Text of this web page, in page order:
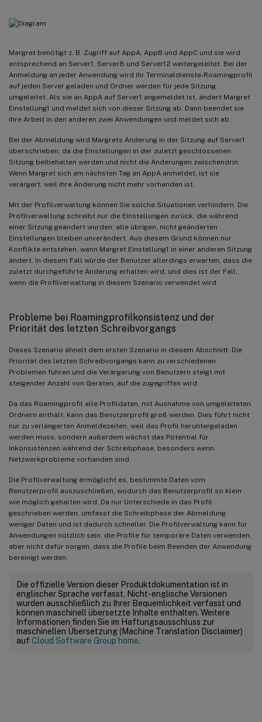
Margret benötigt z. B. Zugriff auf AppA, AppB und AppC und sie wird
entsprechend an Server1, Server8 und Server12 weitergeleitet. Bei der
Anmeldung an jeder Anwendung wird ihr Terminaldienste-Roamingprofil
auf jeden Server geladen und Ordner werden für jede Sitzung
umgeleitet. Als sie an AppA auf Server1 angemeldet ist, ändert Margret
Einstellung1 und meldet sich von dieser Sitzung ab. Dann beendet sie
ihre Arbeit in den anderen zwei Anwendungen und meldet sich ab.
Bei der Abmeldung wird Margrets Änderung in der Sitzung auf Server1
überschrieben, da die Einstellungen in der zuletzt geschlossenen
Sitzung beibehalten werden und nicht die Änderungen zwischendrin.
Wenn Margret sich am nächsten Tag an AppA anmeldet, ist sie
verärgert, weil ihre Änderung nicht mehr vorhanden ist.
Mit der Profilverwaltung können Sie solche Situationen verhindern. Die
Profilverwaltung schreibt nur die Einstellungen zurück, die während
einer Sitzung geändert wurden; alle übrigen, nicht geänderten
Einstellungen bleiben unverändert. Aus diesem Grund können nur
Konflikte entstehen, wenn Margret Einstellung1 in einer anderen Sitzung
ändert. In diesem Fall würde der Benutzer allerdings erwarten, dass die
zuletzt durchgeführte Änderung erhalten wird, und dies ist der Fall,
wenn die Profilverwaltung in diesem Szenario verwendet wird.
Probleme bei Roamingprofilkonsistenz und der
Priorität des letzten Schreibvorgangs
Dieses Szenario ähnelt dem ersten Szenario in diesem Abschnitt. Die
Priorität des letzten Schreibvorgangs kann zu verschiedenen
Problemen führen und die Verärgerung von Benutzern steigt mit
steigender Anzahl von Geräten, auf die zugegriffen wird.
Da das Roamingprofil alle Profildaten, mit Ausnahme von umgeleiteten
Ordnern enthält, kann das Benutzerprofil groß werden. Dies führt nicht
nur zu verlängerten Anmeldezeiten, weil das Profil heruntergeladen
werden muss, sondern außerdem wächst das Potential für
Inkonsistenzen während der Schreibphase, besonders wenn
Netzwerkprobleme vorhanden sind.
Die Profilverwaltung ermöglicht es, bestimmte Daten vom
Benutzerprofil auszuschließen, wodurch das Benutzerprofil so klein
wie möglich gehalten wird. Da nur Unterschiede in das Profil
geschrieben werden, umfasst die Schreibphase der Abmeldung
weniger Daten und ist dadurch schneller. Die Profilverwaltung kann für
Anwendungen nützlich sein, die Profile für temporäre Daten verwenden,
aber nicht dafür sorgen, dass die Profile beim Beenden der Anwendung
bereinigt werden.
Die offizielle Version dieser Produktdokumentation ist in
englischer Sprache verfasst. Nicht-englische Versionen
wurden ausschließlich zu Ihrer Bequemlichkeit verfasst und
können maschinell übersetzte Inhalte enthalten. Weitere
Informationen finden Sie im Haftungsausschluss zur
maschinellen Übersetzung (Machine Translation Disclaimer)
auf Cloud Software Group home.